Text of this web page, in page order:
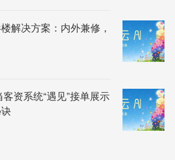
解决方案：内外兼修，
资系统“遇见”接单展示